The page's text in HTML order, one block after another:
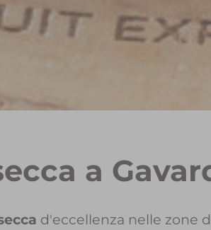
a
d'eccellenza nelle zone